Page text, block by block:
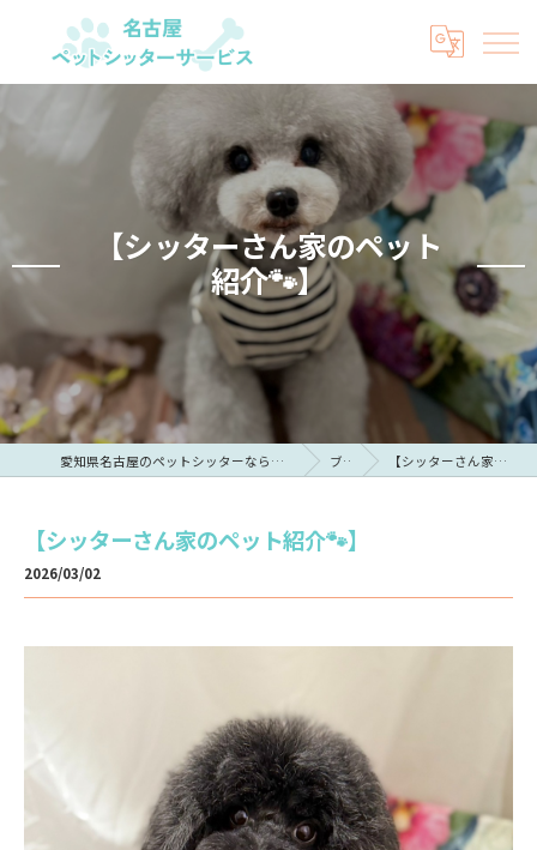
【シッターさん家のペット
紹介🐾】
愛知県名古屋のペットシッターなら名古屋ペットシッターサービス ブログ 【シッターさん家のペット紹介🐾】
【シッターさん家のペット紹介🐾】
2026/03/02